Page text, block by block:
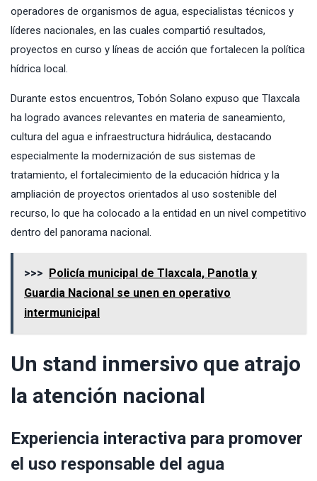
operadores de organismos de agua, especialistas técnicos y
líderes nacionales, en las cuales compartió resultados,
proyectos en curso y líneas de acción que fortalecen la política
hídrica local.
Durante estos encuentros, Tobón Solano expuso que Tlaxcala
ha logrado avances relevantes en materia de saneamiento,
cultura del agua e infraestructura hidráulica, destacando
especialmente la modernización de sus sistemas de
tratamiento, el fortalecimiento de la educación hídrica y la
ampliación de proyectos orientados al uso sostenible del
recurso, lo que ha colocado a la entidad en un nivel competitivo
dentro del panorama nacional.
>>>
Policía municipal de Tlaxcala, Panotla y
Guardia Nacional se unen en operativo
intermunicipal
Un stand inmersivo que atrajo
la atención nacional
Experiencia interactiva para promover
el uso responsable del agua